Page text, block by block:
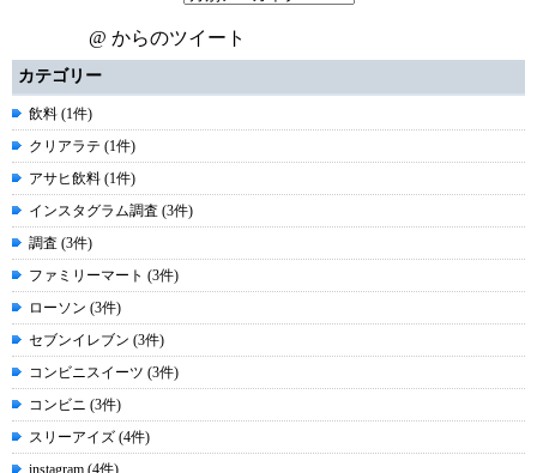
@ からのツイート
カテゴリー
飲料 (1件)
クリアラテ (1件)
アサヒ飲料 (1件)
インスタグラム調査 (3件)
調査 (3件)
ファミリーマート (3件)
ローソン (3件)
セブンイレブン (3件)
コンビニスイーツ (3件)
コンビニ (3件)
スリーアイズ (4件)
instagram (4件)